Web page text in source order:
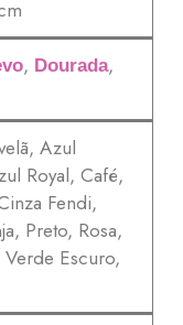
, Dourada,
Azul
Royal, Café,
Fendi,
Preto, Rosa,
Verde Escuro,